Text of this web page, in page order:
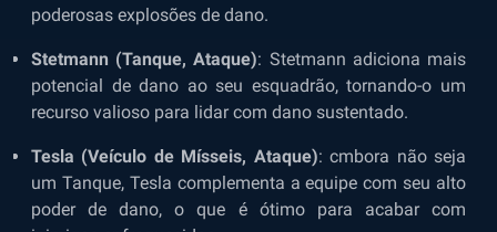
poderosas explosões de dano.
Stetmann (Tanque, Ataque): Stetmann adiciona mais
potencial de dano ao seu esquadrão, tornando-o um
recurso valioso para lidar com dano sustentado.
Tesla (Veículo de Mísseis, Ataque): cmbora não seja
um Tanque, Tesla complementa a equipe com seu alto
poder de dano, o que é ótimo para acabar com